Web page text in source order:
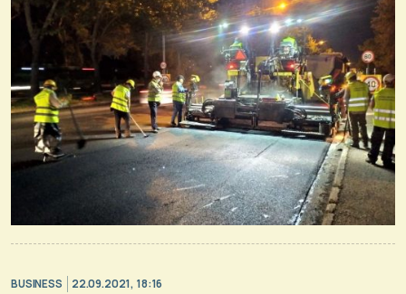
BUSINESS 22.09.2021, 18:16